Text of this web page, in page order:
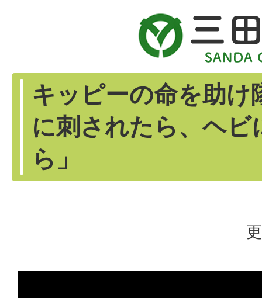
キッピーの命を助け
に刺されたら、ヘビ
ら」